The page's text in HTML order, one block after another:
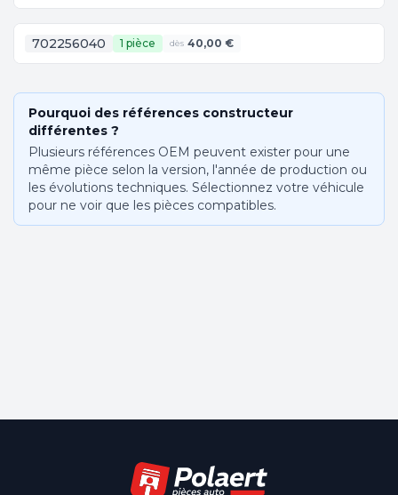
702256040 1 pièce dès 40,00 €
Pourquoi des références constructeur
différentes ?
Plusieurs références OEM peuvent exister pour une
même pièce selon la version, l'année de production ou
les évolutions techniques. Sélectionnez votre véhicule
pour ne voir que les pièces compatibles.